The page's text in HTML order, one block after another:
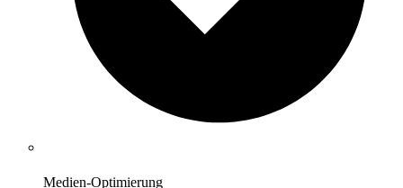
Medien-Optimierung